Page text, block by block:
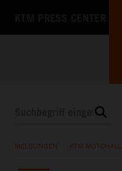
MELDUNGEN KTM MOTOHALL